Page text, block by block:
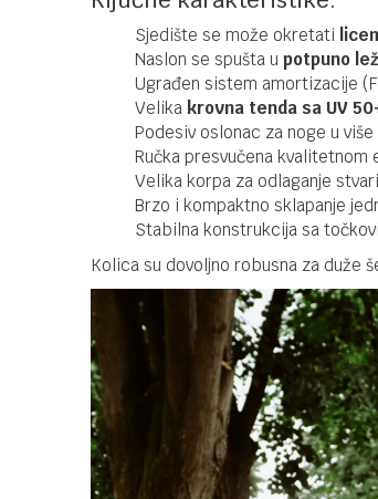
Sjedište se može okretati
Naslon se spušta u potpuno
Ugrađen sistem amortizacije
Velika krovna tenda sa UV
Podesiv oslonac za noge u više
Ručka presvučena
Velika korpa za odlaganje
Brzo i kompaktno sklapanje
Stabilna konstrukcija sa
Kolica su dovoljno robusna za duže